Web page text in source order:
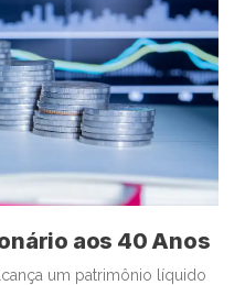
aos 40 Anos
um patrimônio líquido